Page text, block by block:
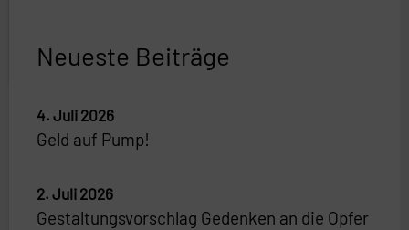
Neueste Beiträge
Geld auf Pump!
4. Juli 2026
Gestaltungsvorschlag Gedenken an die Opfer
2. Juli 2026